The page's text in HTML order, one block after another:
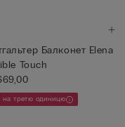
Балконет Elena
Touch
на третю одиницю